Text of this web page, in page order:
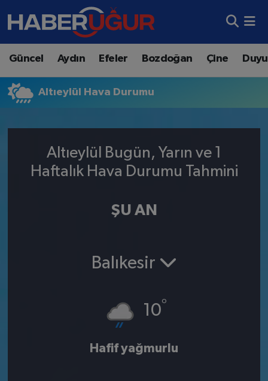
Güncel Aydın Efeler Bozdoğan Çine
Altıeylül Hava Durumu
Altıeylül Bugün, Yarın ve 1
Haftalık Hava Durumu Tahmini
ŞU AN
Balıkesir
10°
Hafif yağmurlu
Aydın Nöbetçi Eczaneler
Aydın Hava Durumu
Süper Lig Puan Durumu ve Fikstür